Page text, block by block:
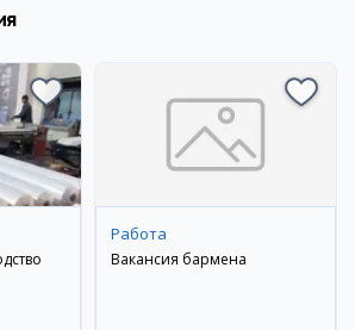
Работа
Вакансия бармена